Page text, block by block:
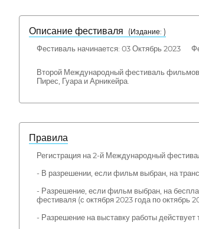
Описание фестиваля
( Издание: )
Фестиваль начинается: 03 Октябрь 2023
Второй Международный фестиваль фильмов
Пирес, Гуара и Арникейра.
Правила
Регистрация на 2-й Международный
- В разрешении, если фильм выбран, на
- Разрешение, если фильм выбран, на
фестиваля (с октября 2023 года по октябрь
- Разрешение на выставку работы действует